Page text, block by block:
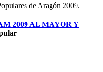
de Aragón 2009.
2009 AL MAYOR Y